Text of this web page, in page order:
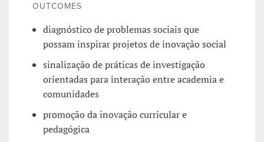
OUTCOMES
diagnóstico de problemas sociais que
possam inspirar projetos de inovação social
sinalização de práticas de investigação
orientadas para interação entre academia e
comunidades
promoção da inovação curricular e
pedagógica